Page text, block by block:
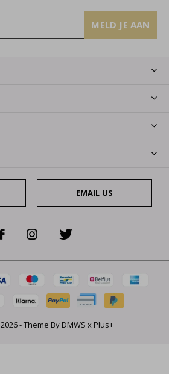
MELD JE AAN
EMAIL US
2026- Theme ByDMWS xPlus+